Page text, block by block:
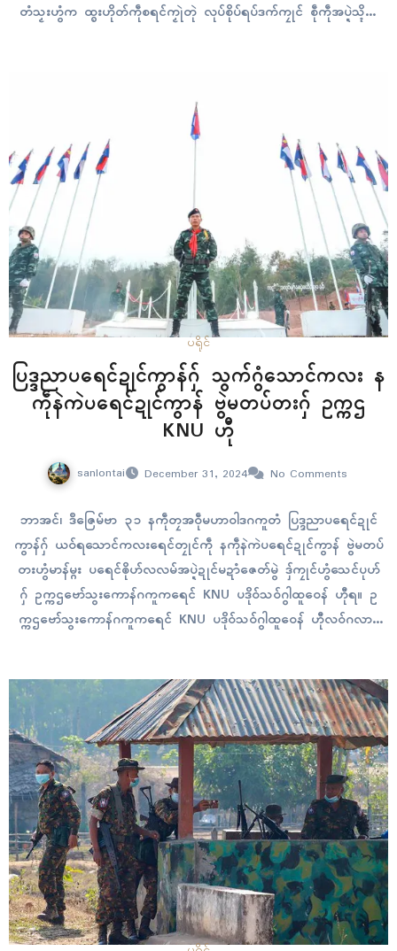
တံသၟးဟွံက ထ္ၜးဟိုတ်ကဵုစရၚ်ကၟုဲတုဲ လုပ်စိုပ်ရပ်ဒက်ကၠုၚ် စဵုကဵုအပ္ဍဲသ္ၚိတံ
ပရိုၚ်
ပြဒ္ဒညာပရေၚ်ဍုၚ်ကွာန်ဂှ် သွက်ဂွံသောၚ်ကလး န
ကဵုနဲကဲပရေၚ်ဍုၚ်ကွာန် ဗွဲမတပ်တးဂှ် ဥက္ကဌ
KNU ဟီု
sanlontai December 31, 2024 No Comments
ဘာအၚ်၊ ဒဳဇြေမ်ဗာ ၃၁ နကဵုတၠအဝဵုမဟာဝါဒဂကူတံ ပြဒ္ဒညာပရေၚ်ဍုၚ်
ကွာန်ဂှ် ယဝ်ရသောၚ်ကလးရေၚ်တၠုၚ်ကဵု နကဵုနဲကဲပရေၚ်ဍုၚ်ကွာန် ဗွဲမတပ်
တးဟွံမာန်မ္ဂး ပရေၚ်ၜိုဟ်လလမ်အပ္ဍဲဍုၚ်မဍာံဇေတ်မွဲ ဒှ်ကၠုၚ်ဟွံသေၚ်ပုဟ်
ဂှ် ဥက္ကဌဗော်သွးကောန်ဂကူကရေၚ် KNU ပဒိုဝ်သဝ်ဂွါထူဝေန် ဟီုရ။ ဥ
က္ကဌဗော်သွးကောန်ဂကူကရေၚ် KNU ပဒိုဝ်သဝ်ဂွါထူဝေန် ဟီုလဝ်ဂလာန်
သၟဟ်ကောန်ဂကူတံဂှ်မွဲသာ် ဍဵုဍိုက်တုဲအုပ်ဓုပ်ကၠုၚ်၊ ဟွံမွဲကဵုဗဗွဲဓဝ်တံဂှ်တုဲ အ
ကြာဂကူမွဲကုမွဲ၊…